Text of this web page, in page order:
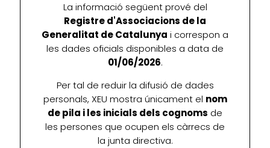
La informació següent prové del
Registre d'Associacions de la
Generalitat de Catalunya i correspon a
les dades oficials disponibles a data de
01/06/2026.
Per tal de reduir la difusió de dades
personals, XEU mostra únicament el nom
de pila i les inicials dels cognoms de
les persones que ocupen els càrrecs de
la junta directiva.